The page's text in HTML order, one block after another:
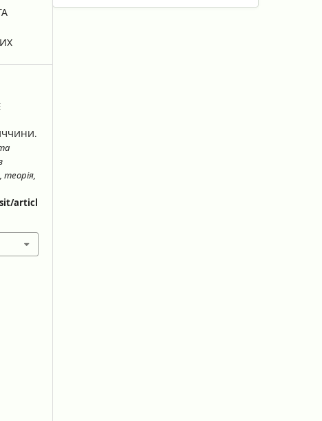
теорія,
articl